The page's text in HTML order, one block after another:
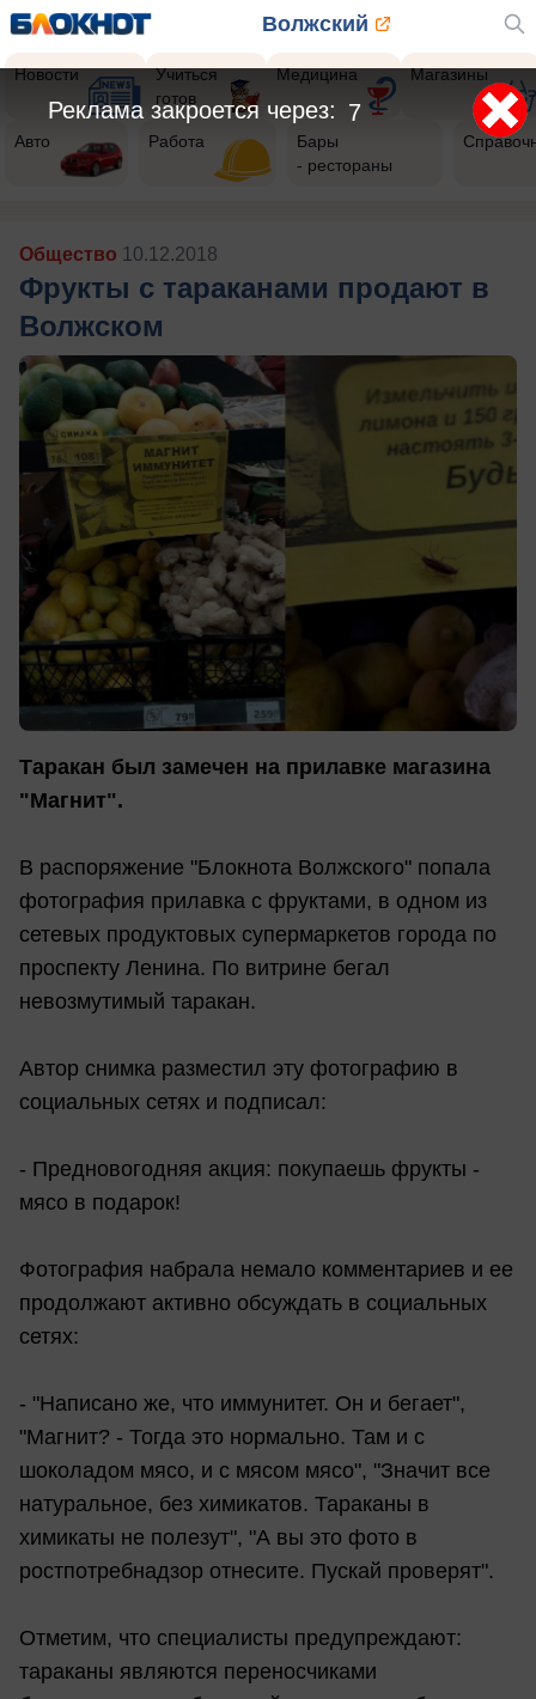
Волжский
Новости
Учиться
готов
Медицина Магазины
Авто Работа
Бары
- рестораны
Общество 10.12.2018
Фрукты с тараканами продают в
Волжском
Таракан был замечен на прилавке магазина
"Магнит".
В распоряжение "Блокнота Волжского" попала
фотография прилавка с фруктами, в одном из
сетевых продуктовых супермаркетов города по
проспекту Ленина. По витрине бегал
невозмутимый таракан.
Автор снимка разместил эту фотографию в
социальных сетях и подписал:
- Предновогодняя акция: покупаешь фрукты -
мясо в подарок!
Фотография набрала немало комментариев и ее
продолжают активно обсуждать в социальных
сетях:
- "Написано же, что иммунитет. Он и бегает",
"Магнит? - Тогда это нормально. Там и с
шоколадом мясо, и с мясом мясо", "Значит все
натуральное, без химикатов. Тараканы в
химикаты не полезут", "А вы это фото в
ростпотребнадзор отнесите. Пускай проверят".
Отметим, что специалисты предупреждают:
тараканы являются переносчиками
5
Реклама закроется через: